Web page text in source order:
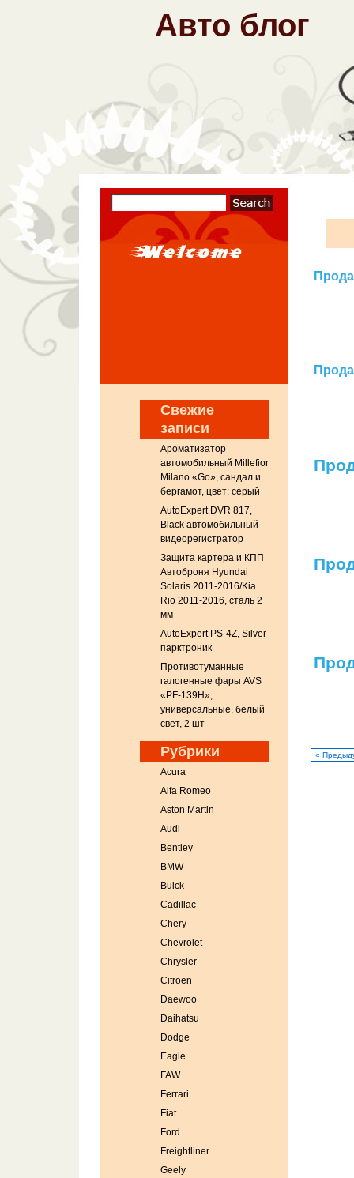
Авто блог
Свежие
записи
Ароматизатор
автомобильный Millefiori
Milano «Go», сандал и
бергамот, цвет: серый
AutoExpert DVR 817,
Black автомобильный
видеорегистратор
Защита картера и КПП
Автоброня Hyundai
Solaris 2011-2016/Kia
Rio 2011-2016, сталь 2
мм
AutoExpert PS-4Z, Silver
парктроник
Противотуманные
галогенные фары AVS
«PF-139H»,
универсальные, белый
свет, 2 шт
Рубрики
Acura
Alfa Romeo
Aston Martin
Audi
Bentley
BMW
Buick
Cadillac
Chery
Chevrolet
Chrysler
Citroen
Daewoo
Daihatsu
Dodge
Eagle
FAW
Ferrari
Fiat
Ford
Freightliner
Geely
«